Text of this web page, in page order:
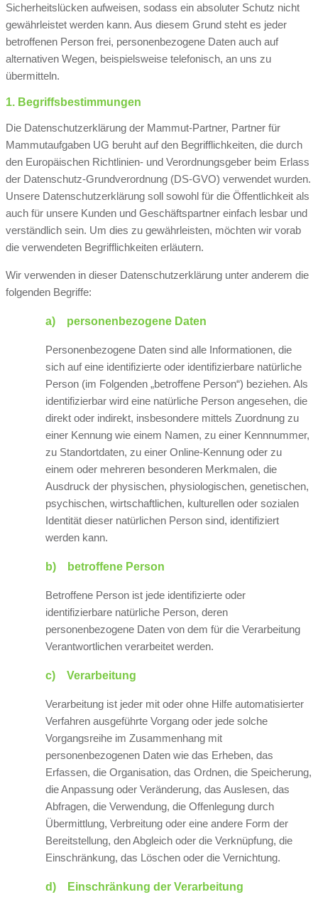
Sicherheitslücken aufweisen, sodass ein absoluter Schutz nicht
gewährleistet werden kann. Aus diesem Grund steht es jeder
betroffenen Person frei, personenbezogene Daten auch auf
alternativen Wegen, beispielsweise telefonisch, an uns zu
übermitteln.
1. Begriffsbestimmungen
Die Datenschutzerklärung der Mammut-Partner, Partner für
Mammutaufgaben UG beruht auf den Begrifflichkeiten, die durch
den Europäischen Richtlinien- und Verordnungsgeber beim Erlass
der Datenschutz-Grundverordnung (DS-GVO) verwendet wurden.
Unsere Datenschutzerklärung soll sowohl für die Öffentlichkeit als
auch für unsere Kunden und Geschäftspartner einfach lesbar und
verständlich sein. Um dies zu gewährleisten, möchten wir vorab
die verwendeten Begrifflichkeiten erläutern.
Wir verwenden in dieser Datenschutzerklärung unter anderem die
folgenden Begriffe:
a) personenbezogene Daten
Personenbezogene Daten sind alle Informationen, die
sich auf eine identifizierte oder identifizierbare natürliche
Person (im Folgenden „betroffene Person“) beziehen. Als
identifizierbar wird eine natürliche Person angesehen, die
direkt oder indirekt, insbesondere mittels Zuordnung zu
einer Kennung wie einem Namen, zu einer Kennnummer,
zu Standortdaten, zu einer Online-Kennung oder zu
einem oder mehreren besonderen Merkmalen, die
Ausdruck der physischen, physiologischen, genetischen,
psychischen, wirtschaftlichen, kulturellen oder sozialen
Identität dieser natürlichen Person sind, identifiziert
werden kann.
b) betroffene Person
Betroffene Person ist jede identifizierte oder
identifizierbare natürliche Person, deren
personenbezogene Daten von dem für die Verarbeitung
Verantwortlichen verarbeitet werden.
c) Verarbeitung
Verarbeitung ist jeder mit oder ohne Hilfe automatisierter
Verfahren ausgeführte Vorgang oder jede solche
Vorgangsreihe im Zusammenhang mit
personenbezogenen Daten wie das Erheben, das
Erfassen, die Organisation, das Ordnen, die Speicherung,
die Anpassung oder Veränderung, das Auslesen, das
Abfragen, die Verwendung, die Offenlegung durch
Übermittlung, Verbreitung oder eine andere Form der
Bereitstellung, den Abgleich oder die Verknüpfung, die
Einschränkung, das Löschen oder die Vernichtung.
d) Einschränkung der Verarbeitung